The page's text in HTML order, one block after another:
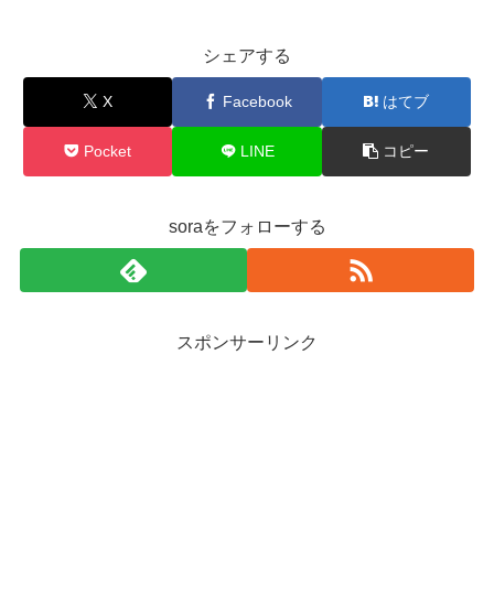
シェアする
X Facebook はてブ
Pocket LINE コピー
soraをフォローする
スポンサーリンク